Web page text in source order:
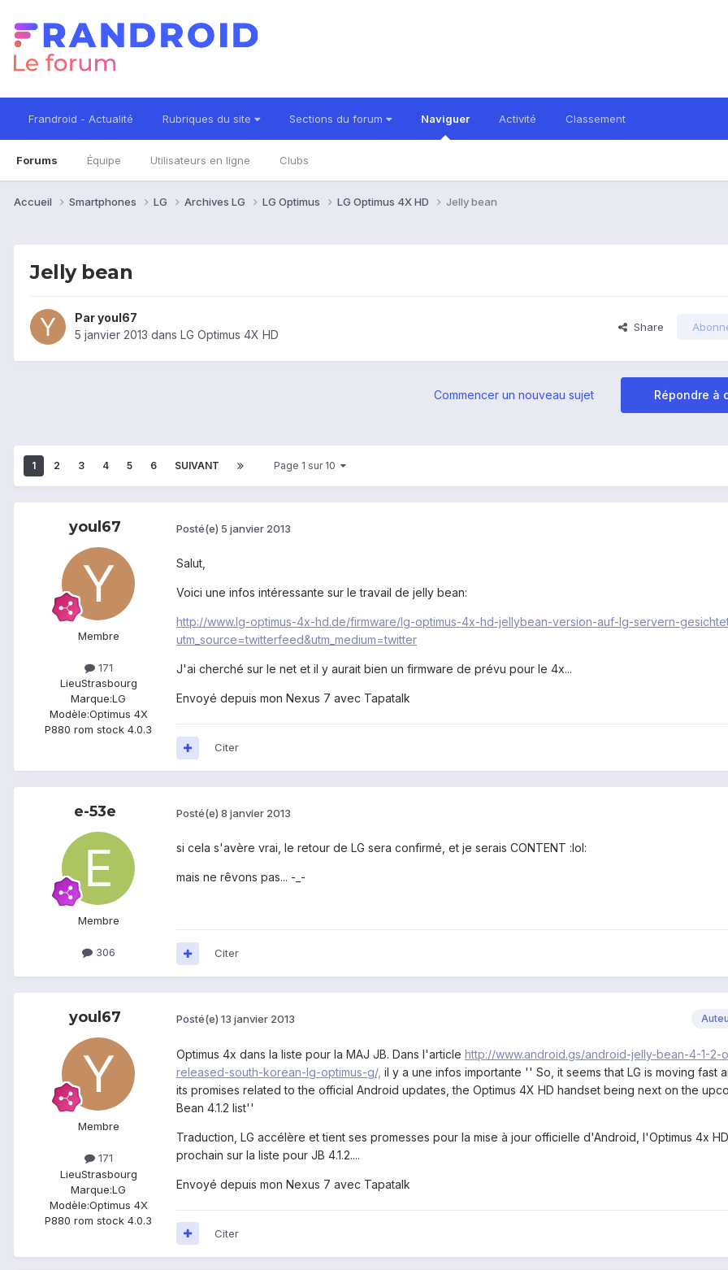
Frandroid - Actualité Rubriques du site Sections du forum Naviguer
Forums Équipe Utilisateurs en ligne Clubs
Activité Classement
Accueil Smartphones LG Archives LG LG Optimus LG Optimus 4X HD Jelly bean
Jelly bean
Paryoul67
5 janvier 2013 dans LG Optimus 4X HD
Share
Répondre à
Commencer un nouveau sujet
1 2 3 4 5 6 SUIVANT Page 1 sur 10
youl67
Membre
171
LieuStrasbourg
Marque:LG
Modèle:Optimus 4X
P880 rom stock 4.0.3
Posté(e) 5 janvier 2013
Salut,
Voici une infos intéressante sur le travail de jelly bean:
http://www.lg-optimus-4x-hd.de/firmware/lg-optimus-4x-hd-jellybean-version-auf-lg-servern-
utm_source=twitterfeed&utm_medium=twitter
J'ai cherché sur le net et il y aurait bien un firmware de prévu pour le 4x...
Envoyé depuis mon Nexus 7 avec Tapatalk
Citer
e-53e
Membre
306
Posté(e) 8 janvier 2013
si cela s'avère vrai, le retour de LG sera confirmé, et je serais CONTENT :lol:
mais ne rêvons pas... -_-
Citer
youl67
Membre
171
LieuStrasbourg
Marque:LG
Modèle:Optimus 4X
P880 rom stock 4.0.3
Posté(e) 13 janvier 2013
Optimus 4x dans la liste pour la MAJ JB. Dans l'article http://www.android.gs/android-jelly-bean-4-1-2-
released-south-korean-lg-optimus-g/, il y a une infos importante '' So, it seems that LG is moving fast
its promises related to the official Android updates, the Optimus 4X HD handset being next on the
Bean 4.1.2 list''
Traduction, LG accélère et tient ses promesses pour la mise à jour officielle d'Android, l'Optimus 4x
prochain sur la liste pour JB 4.1.2....
Envoyé depuis mon Nexus 7 avec Tapatalk
Citer